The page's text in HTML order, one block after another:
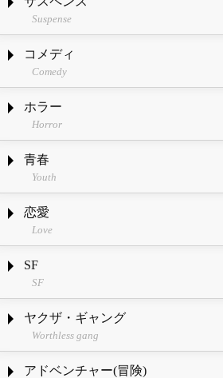
Suspense
コメディ
Comedy
ホラー
Horror
青春
Youth
恋愛
Love
SF
SF
ヤクザ・ギャング
Worthless gang
アドベンチャー(冒険)